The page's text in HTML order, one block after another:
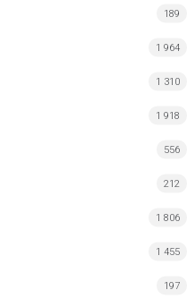
189
1 964
1 310
1 918
556
212
1 806
1 455
197